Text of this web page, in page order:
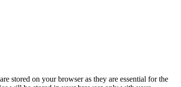
stored on your browser as they are essential for the